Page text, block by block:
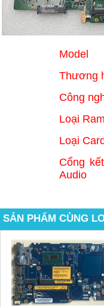
Công
Loại
Loại
Cổng
Audio
SẢN PHẨM CÙNG